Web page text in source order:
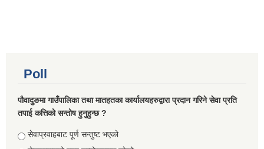
Poll
पौवादुङमा गाउँपालिका तथा मातहतका कार्यालयहरुद्वारा प्रदान गरिने सेवा प्रति
तपाई कत्तिको सन्तोष हुनुहुन्छ ?
Choices
सेवाप्रवाहबाट पूर्ण सन्तुष्ट भएको